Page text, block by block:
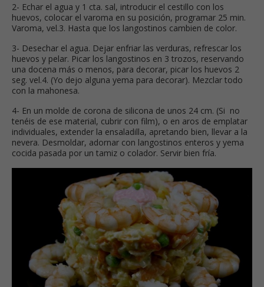
2- Echar el agua y 1 cta. sal, introducir el cestillo con los
huevos, colocar el varoma en su posición, programar 25 min.
Varoma, vel.3. Hasta que los langostinos cambien de color.
3- Desechar el agua. Dejar enfriar las verduras, refrescar los
huevos y pelar. Picar los langostinos en 3 trozos, reservando
una docena más o menos, para decorar, picar los huevos 2
seg. vel.4. (Yo dejo alguna yema para decorar). Mezclar todo
con la mahonesa.
4- En un molde de corona de silicona de unos 24 cm. (Si no
tenéis de ese material, cubrir con film), o en aros de emplatar
individuales, extender la ensaladilla, apretando bien, llevar a la
nevera. Desmoldar, adornar con langostinos enteros y yema
cocida pasada por un tamiz o colador. Servir bien fría.